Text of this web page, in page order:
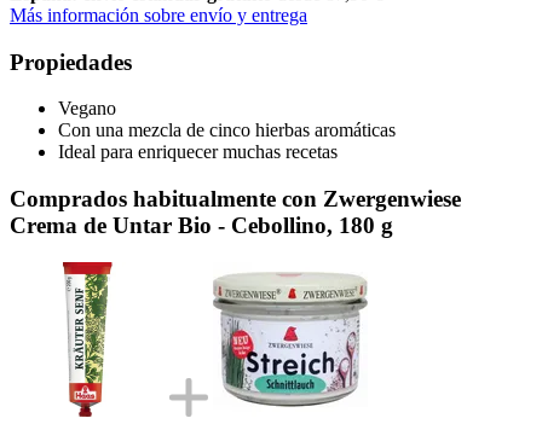
Más información sobre envío y entrega
Propiedades
Vegano
Con una mezcla de cinco hierbas aromáticas
Ideal para enriquecer muchas recetas
Comprados habitualmente con Zwergenwiese
Crema de Untar Bio - Cebollino, 180 g